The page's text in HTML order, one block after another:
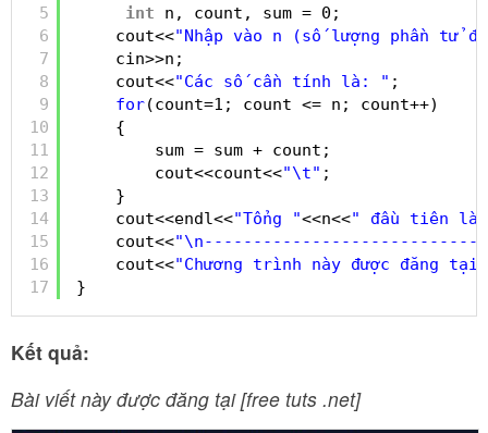
5
6
7
8
9
10
11
12
13
14
15
16
17
int
n, count, sum = 0;
cout<<"Nhập vào n (số lượng phần tử
cin>>n;
cout<<"Các số cần tính là: " ;
for(count=1; count <= n; count++)
{
sum = sum + count;
cout<<count<<"\t" ;
}
cout<<endl<<"Tổng "<<n<<" đầu tiên
cout<<
cout<<"Chương trình này được đăng
}
Kết quả:
Bài viết này được đăng tại [free tuts .net]